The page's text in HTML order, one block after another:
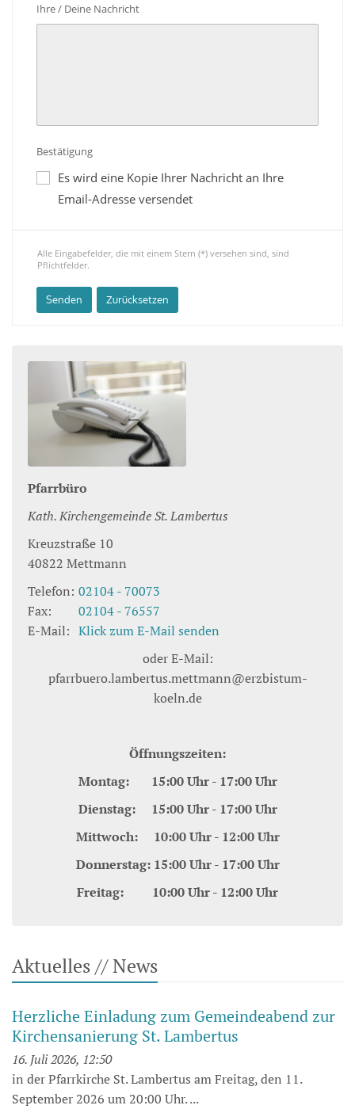
Ihre / Deine Nachricht
Bestätigung
Es wird eine Kopie Ihrer Nachricht an Ihre
Email-Adresse versendet
Alle Eingabefelder, die mit einem Stern (*) versehen sind, sind
Pflichtfelder.
Pfarrbüro
Kath. Kirchengemeinde St. Lambertus
Kreuzstraße 10
40822 Mettmann
Telefon: 02104 - 70073
Fax:
02104 - 76557
E-Mail: Klick zum E-Mail senden
oder E-Mail:
pfarrbuero.lambertus.mettmann@erzbistum-
koeln.de
Öffnungszeiten:
Montag: 15:00 Uhr - 17:00 Uhr
Dienstag: 15:00 Uhr - 17:00 Uhr
Mittwoch: 10:00 Uhr - 12:00 Uhr
Donnerstag: 15:00 Uhr - 17:00 Uhr
Freitag: 10:00 Uhr - 12:00 Uhr
Aktuelles // News
Herzliche Einladung zum Gemeindeabend zur
Kirchensanierung St. Lambertus
16. Juli 2026, 12:50
in der Pfarrkirche St. Lambertus am Freitag, den 11.
September 2026 um 20:00 Uhr. ...